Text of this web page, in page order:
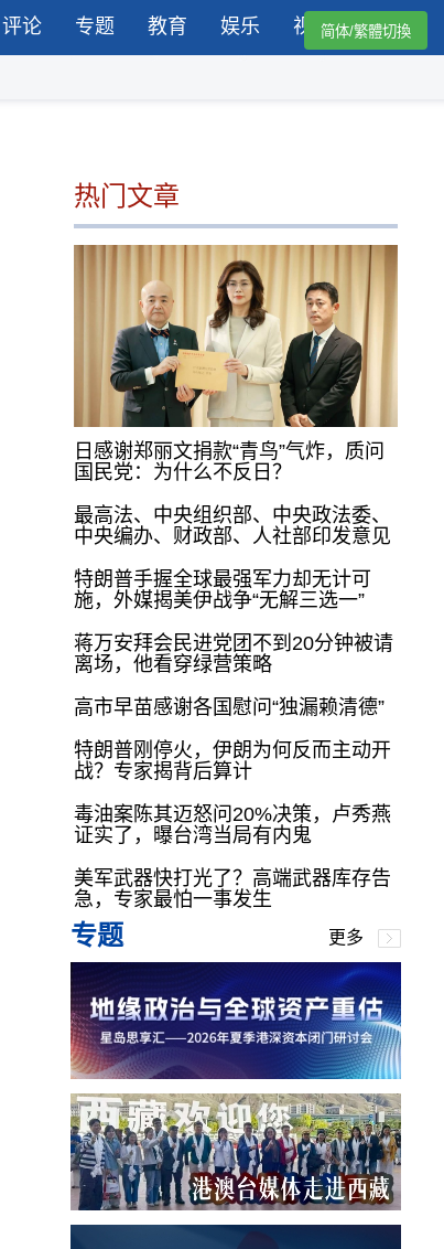
评论 专题 教育 娱乐 视频简体/繁體切換
热门文章
日感谢郑丽文捐款“青鸟”气炸，质问
国民党：为什么不反日？
最高法、中央组织部、中央政法委、
中央编办、财政部、人社部印发意见
特朗普手握全球最强军力却无计可
施，外媒揭美伊战争“无解三选一”
蒋万安拜会民进党团不到20分钟被请
离场，他看穿绿营策略
高市早苗感谢各国慰问“独漏赖清德”
特朗普刚停火，伊朗为何反而主动开
战？专家揭背后算计
毒油案陈其迈怒问20%决策，卢秀燕
证实了，曝台湾当局有内鬼
美军武器快打光了？高端武器库存告
急，专家最怕一事发生
专题 更多